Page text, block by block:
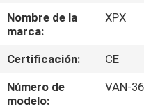
VÍDEOS
ESPECTÁCULO
VR
Nombre de la
marca:
XPX
Certificación:
CE
Número de
modelo:
VAN-